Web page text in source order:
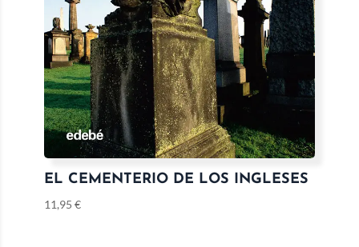
EL CEMENTERIO DE LOS INGLESES
11,95 €